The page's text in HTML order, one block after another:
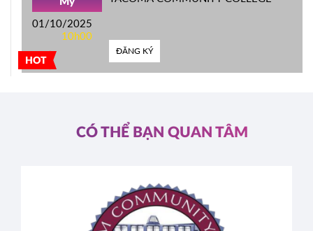
HOT
01/10/2025
10h00
ĐĂNG KÝ
CÓ THỂ BẠN QUAN TÂM